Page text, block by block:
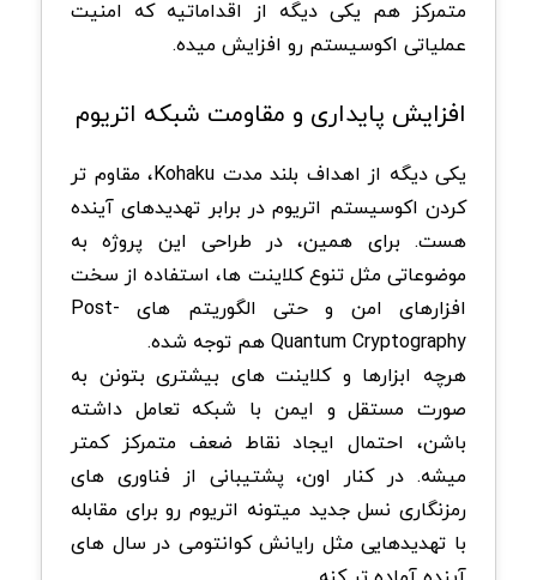
متمرکز هم یکی دیگه از اقداماتیه که امنیت
عملیاتی اکوسیستم رو افزایش میده.
افزایش پایداری و مقاومت شبکه اتریوم
یکی دیگه از اهداف بلند مدت Kohaku، مقاوم تر
کردن اکوسیستم اتریوم در برابر تهدیدهای آینده
هست. برای همین، در طراحی این پروژه به
موضوعاتی مثل تنوع کلاینت ها، استفاده از سخت
افزارهای امن و حتی الگوریتم های Post-
Quantum Cryptography هم توجه شده.
هرچه ابزارها و کلاینت های بیشتری بتونن به
صورت مستقل و ایمن با شبکه تعامل داشته
باشن، احتمال ایجاد نقاط ضعف متمرکز کمتر
میشه. در کنار اون، پشتیبانی از فناوری های
رمزنگاری نسل جدید میتونه اتریوم رو برای مقابله
با تهدیدهایی مثل رایانش کوانتومی در سال های